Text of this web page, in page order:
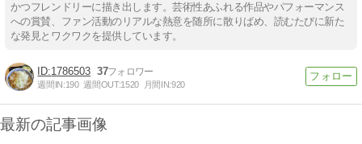
かつフレンドリーに描き出します。芸術性あふれる作品やパフォーマンス
への賞賛、ファン活動のリアルな熱意を随所に散りばめ、読むたびに新た
な発見とワクワクを提供しています。
1786503 37
週間IN:190 週間OUT:1520 月間IN:920
最新の記事画像